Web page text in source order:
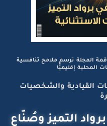
قمة المجلة ترسم ملامح تنافسية
المحلية إقليميًّا
القيادية والشخصيات
التميز وصُنّاع